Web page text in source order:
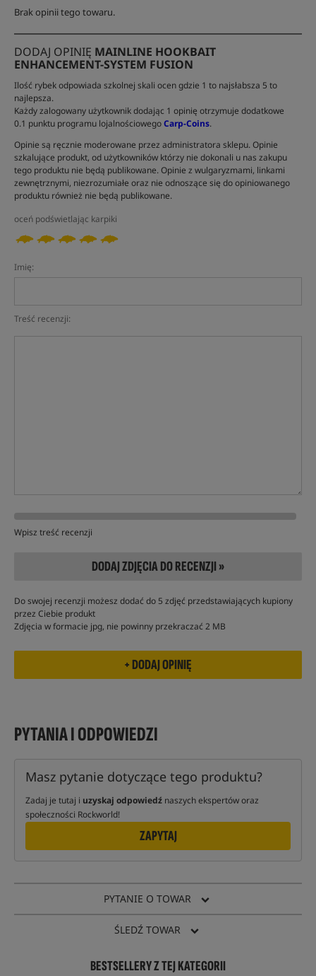
Brak opinii tego towaru.
DODAJ OPINIĘ MAINLINE HOOKBAIT
ENHANCEMENT-SYSTEM FUSION
Ilość rybek odpowiada szkolnej skali ocen gdzie 1 to najsłabsza 5 to
najlepsza.
Każdy zalogowany użytkownik dodając 1 opinię otrzymuje dodatkowe
0.1 punktu programu lojalnościowegoCarp-Coins.
Opinie są ręcznie moderowane przez administratora sklepu. Opinie
szkalujące produkt, od użytkowników którzy nie dokonali u nas zakupu
tego produktu nie będą publikowane. Opinie z wulgaryzmami, linkami
zewnętrznymi, niezrozumiałe oraz nie odnoszące się do opiniowanego
produktu również nie będą publikowane.
oceń podświetlając karpiki
Imię:
Treść recenzji:
Wpisz treść recenzji
DODAJ ZDJĘCIA DO RECENZJI »
Do swojej recenzji możesz dodać do 5 zdjęć przedstawiających kupiony
przez Ciebie produkt
Zdjęcia w formacie jpg, nie powinny przekraczać 2 MB
PYTANIA I ODPOWIEDZI
Masz pytanie dotyczące tego produktu?
Zadaj je tutaj i uzyskaj odpowiedź naszych ekspertów oraz
społeczności Rockworld!
ZAPYTAJ
PYTANIE O TOWAR
ŚLEDŹ TOWAR
BESTSELLERY Z TEJ KATEGORII